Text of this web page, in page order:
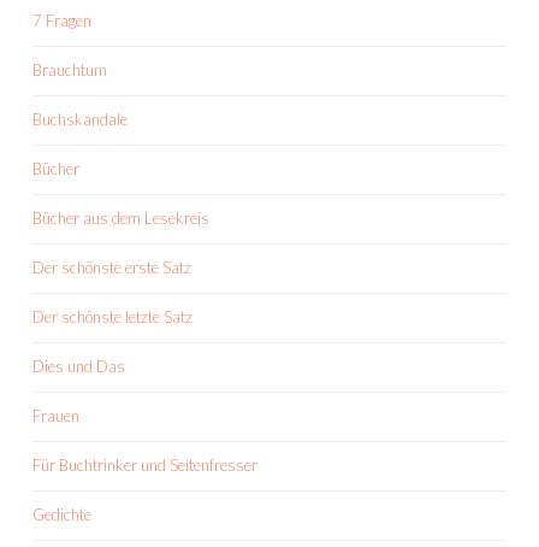
7 Fragen
Brauchtum
Buchskandale
Bücher
Bücher aus dem Lesekreis
Der schönste erste Satz
Der schönste letzte Satz
Dies und Das
Frauen
Für Buchtrinker und Seitenfresser
Gedichte